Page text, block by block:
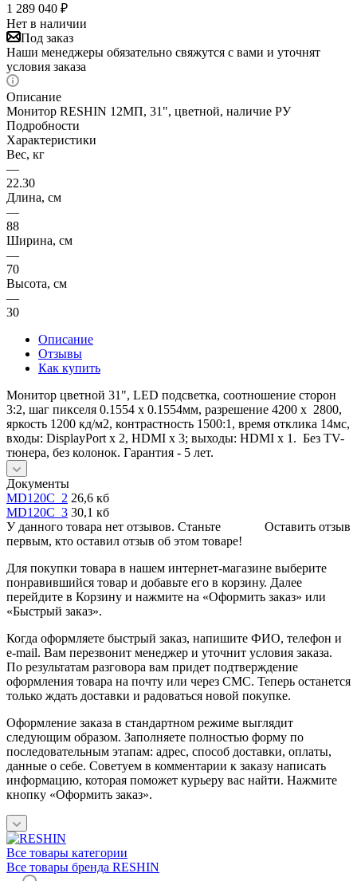
1 289 040 ₽
Нет в наличии
Под заказ
Наши менеджеры обязательно свяжутся с вами и уточнят
условия заказа
Описание
Монитор RESHIN 12МП, 31", цветной, наличие РУ
Подробности
Характеристики
Вес, кг
—
22.30
Длина, см
—
88
Ширина, см
—
70
Высота, см
—
30
Описание
Отзывы
Как купить
Монитор цветной 31", LED подсветка, соотношение сторон
3:2, шаг пикселя 0.1554 x 0.1554мм, разрешение 4200 x 2800,
яркость 1200 кд/м2, контрастность 1500:1, время отклика 14мс,
входы: DisplayPort х 2, HDMI x 3; выходы: HDMI x 1. Без TV-
тюнера, без колонок. Гарантия - 5 лет.
Документы
MD120C_2 26,6 кб
MD120C_3 30,1 кб
Оставить отзыв
У данного товара нет отзывов. Станьте
первым, кто оставил отзыв об этом товаре!
Для покупки товара в нашем интернет-магазине выберите
понравившийся товар и добавьте его в корзину. Далее
перейдите в Корзину и нажмите на «Оформить заказ» или
«Быстрый заказ».
Когда оформляете быстрый заказ, напишите ФИО, телефон и
e-mail. Вам перезвонит менеджер и уточнит условия заказа.
По результатам разговора вам придет подтверждение
оформления товара на почту или через СМС. Теперь останется
только ждать доставки и радоваться новой покупке.
Оформление заказа в стандартном режиме выглядит
следующим образом. Заполняете полностью форму по
последовательным этапам: адрес, способ доставки, оплаты,
данные о себе. Советуем в комментарии к заказу написать
информацию, которая поможет курьеру вас найти. Нажмите
кнопку «Оформить заказ».
Все товары категории
Все товары бренда RESHIN